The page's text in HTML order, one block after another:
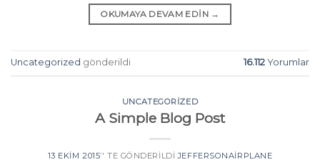
OKUMAYA DEVAM EDIN →
Uncategorized gönderildi 16.112 Yorumlar
UNCATEGORIZED
A Simple Blog Post
13 EKIM 2015’' TE GÖNDERILDI JEFFERSONAIRPLANE